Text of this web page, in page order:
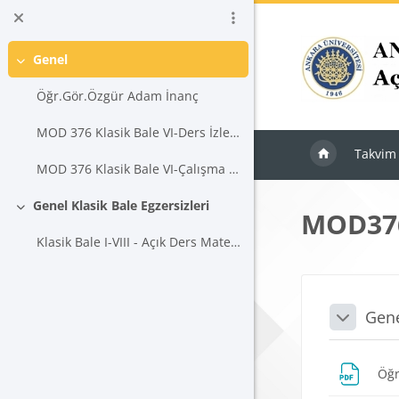
Ana içeriğe git
Daralt
Genel
Öğr.Gör.Özgür Adam İnanç
MOD 376 Klasik Bale VI-Ders İzlencesi
MOD 376 Klasik Bale VI-Çalışma Takvimi
Daralt
Genel Klasik Bale Egzersizleri
Klasik Bale I-VIII - Açık Ders Materyali
Takvim
Daralt